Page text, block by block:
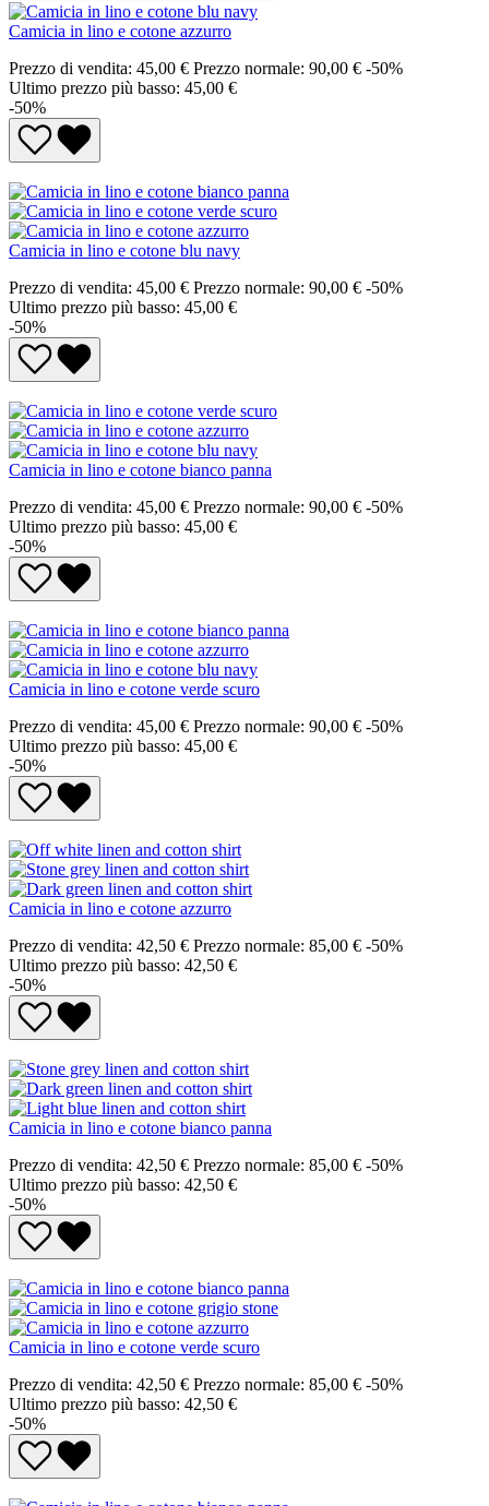
Camicia in lino e cotone azzurro
Prezzo di vendita: 45,00 € Prezzo normale: 90,00 € -50%
Ultimo prezzo più basso: 45,00 €
-50%
Camicia in lino e cotone blu navy
Prezzo di vendita: 45,00 € Prezzo normale: 90,00 € -50%
Ultimo prezzo più basso: 45,00 €
-50%
Camicia in lino e cotone bianco panna
Prezzo di vendita: 45,00 € Prezzo normale: 90,00 € -50%
Ultimo prezzo più basso: 45,00 €
-50%
Camicia in lino e cotone verde scuro
Prezzo di vendita: 45,00 € Prezzo normale: 90,00 € -50%
Ultimo prezzo più basso: 45,00 €
-50%
Camicia in lino e cotone azzurro
Prezzo di vendita: 42,50 € Prezzo normale: 85,00 € -50%
Ultimo prezzo più basso: 42,50 €
-50%
Camicia in lino e cotone bianco panna
Prezzo di vendita: 42,50 € Prezzo normale: 85,00 € -50%
Ultimo prezzo più basso: 42,50 €
-50%
Camicia in lino e cotone verde scuro
Prezzo di vendita: 42,50 € Prezzo normale: 85,00 € -50%
Ultimo prezzo più basso: 42,50 €
-50%